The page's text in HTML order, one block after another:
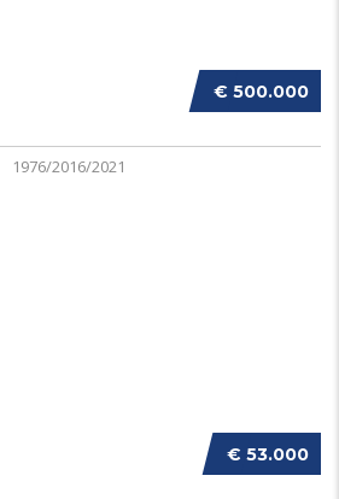
€ 500.000
1976/2016/2021
€ 53.000